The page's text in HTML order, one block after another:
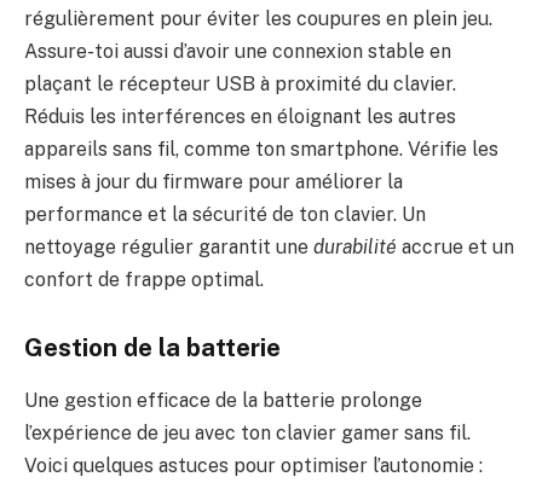
régulièrement pour éviter les coupures en plein jeu.
Assure-toi aussi d’avoir une connexion stable en
plaçant le récepteur USB à proximité du clavier.
Réduis les interférences en éloignant les autres
appareils sans fil, comme ton smartphone. Vérifie les
mises à jour du firmware pour améliorer la
performance et la sécurité de ton clavier. Un
nettoyage régulier garantit une durabilité accrue et un
confort de frappe optimal.
Gestion de la batterie
Une gestion efficace de la batterie prolonge
l’expérience de jeu avec ton clavier gamer sans fil.
Voici quelques astuces pour optimiser l’autonomie :